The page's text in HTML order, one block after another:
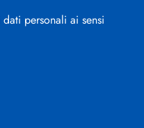
personali ai sensi